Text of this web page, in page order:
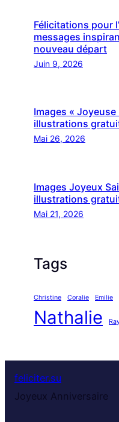
Félicitations pour
messages
nouveau départ
Juin 9, 2026
Images «
illustrations
Mai 26, 2026
Images Joyeux
illustrations
Mai 21, 2026
Tags
Christine Coralie Emilie
Nathalie
feliciter.su
Joyeux Anniversaire